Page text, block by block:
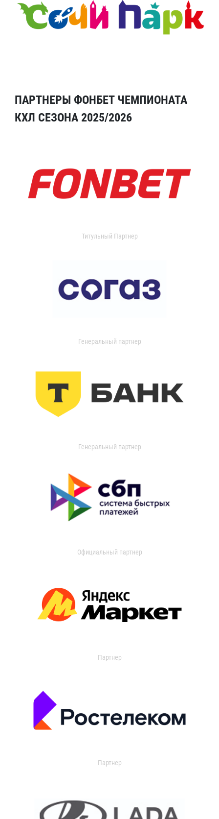
ПАРТНЕРЫ ФОНБЕТ ЧЕМПИОНАТА
КХЛ СЕЗОНА 2025/2026
Титульный Партнер
Генеральный партнер
Генеральный партнер
Официальный партнер
Партнер
Партнер